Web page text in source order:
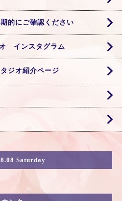
的にご確認ください
インスタグラム
ジオ紹介ページ
Saturday